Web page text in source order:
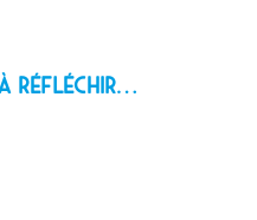
À réfléchir…